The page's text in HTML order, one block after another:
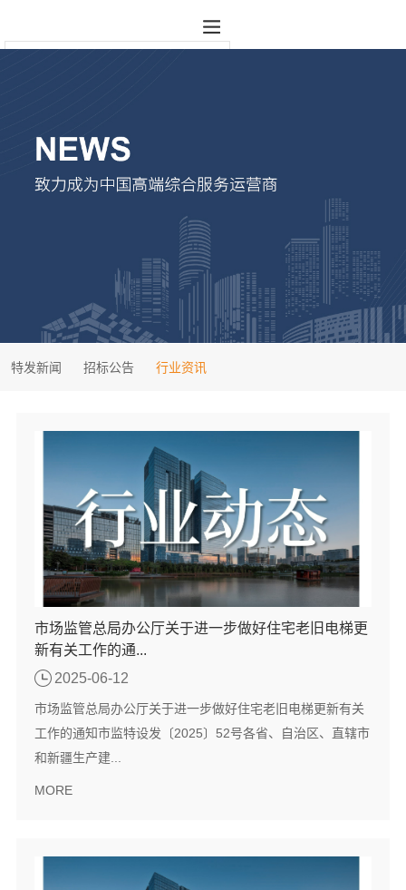
特发新闻 招标公告 行业资讯
市场监管总局办公厅关于进一步做好住宅老旧电梯更
新有关工作的通...
2025-06-12
市场监管总局办公厅关于进一步做好住宅老旧电梯更新有关
工作的通知市监特设发〔2025〕52号各省、自治区、直辖市
和新疆生产建...
MORE